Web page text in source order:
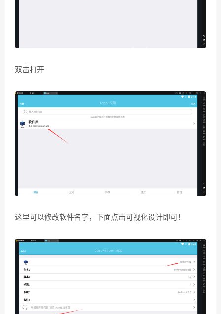
双击打开
这里可以修改软件名字，下面点击可视化设计即可！